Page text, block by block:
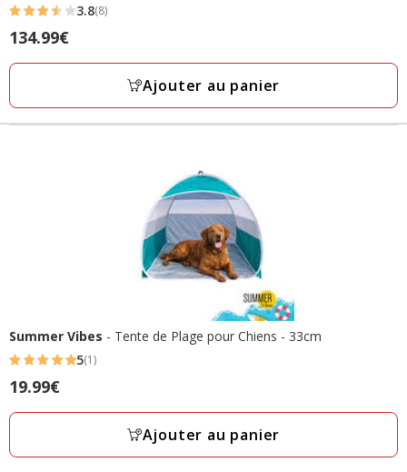
3.8
étoiles
avec
avis
3.8(8)
Prix
134.99€
134.99€
Ajouter au panier
Summer Vibes - Tente de Plage pour Chiens - 33cm
5
étoiles
avec
avis
5(1)
Prix
19.99€
19.99€
Ajouter au panier